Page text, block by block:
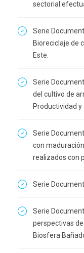
sectorial
Serie
Bioreciclaje de
Este.
Serie
del cultivo de
Productividad y
Serie
con
realizados con
Serie
Serie
perspectivas
Biosfera